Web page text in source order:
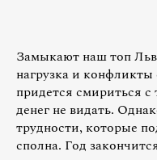
Замыкают наш топ
нагрузка и
придется смириться
денег не видать.
трудности, которые
сполна. Год